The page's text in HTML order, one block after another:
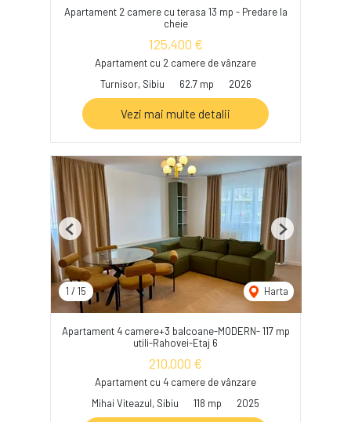
Apartament 2 camere cu terasa 13 mp - Predare la
cheie
125,400 €
Apartament cu 2 camere de vânzare
Turnisor, Sibiu
62.7 mp 2026
Vezi mai multe detalii
1 / 15 Harta
Previous Next
Apartament 4 camere+3 balcoane-MODERN- 117 mp
utili-Rahovei-Etaj 6
210,000 €
Apartament cu 4 camere de vânzare
Mihai Viteazul, Sibiu
118 mp 2025